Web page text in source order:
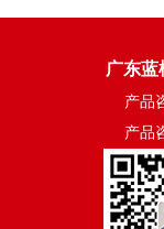
广东蓝
产品
产品